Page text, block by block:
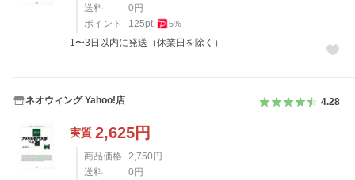
送料
0 円
ポイント
125pt 5%
1〜3日以内に発送（休業日を除く）
ネオウィング Yahoo!店 4.28
実質 2,625円
商品価格 2,750 円
送料
0 円